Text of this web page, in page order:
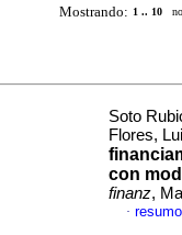
Mostrando: 1 .. 10
Soto
Flores,
con
finanz,
·